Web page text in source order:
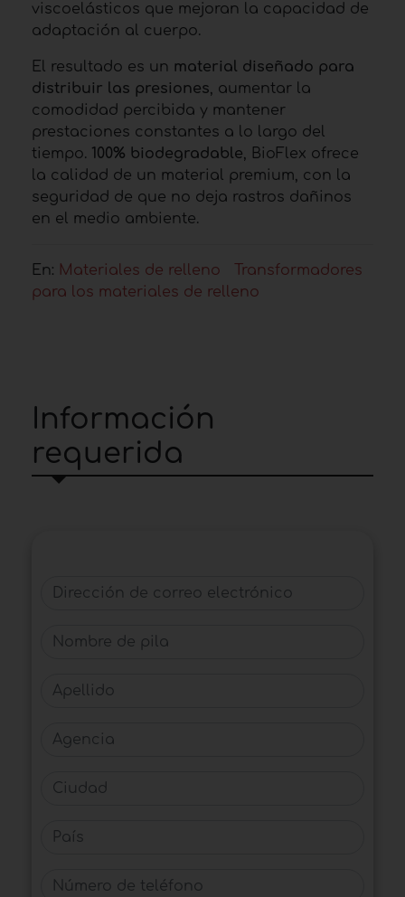
viscoelásticos que mejoran la capacidad de
adaptación al cuerpo.
El resultado es un material diseñado para
distribuir las presiones, aumentar la
comodidad percibida y mantener
prestaciones constantes a lo largo del
tiempo.
100% biodegradable, BioFlex ofrece
la calidad de un material premium, con la
seguridad de que no deja rastros dañinos
en el medio ambiente.
En: Materiales de relleno
Transformadores
para los materiales de relleno
Información
requerida
Dirección de correo electrónico
Nombre de pila
Apellido
Agencia
Ciudad
País
Número de teléfono